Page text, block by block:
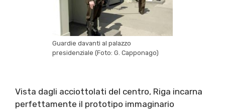
Guardie davanti al palazzo
presidenziale (Foto: G. Capponago)
Vista dagli acciottolati del centro, Riga incarna
perfettamente il prototipo immaginario